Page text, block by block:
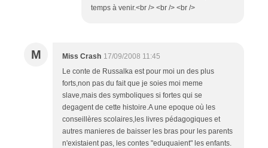
temps à venir.<br /> <br /> <br />
M Miss Crash 17/09/2008 11:45
Le conte de Russalka est pour moi un des plus
forts,non pas du fait que je soies moi meme
slave,mais des symboliques si fortes qui se
degagent de cette histoire.A une epoque où les
conseillères scolaires,les livres pédagogiques et
autres manieres de baisser les bras pour les parents
n'existaient pas, les contes "eduquaient" les enfants.